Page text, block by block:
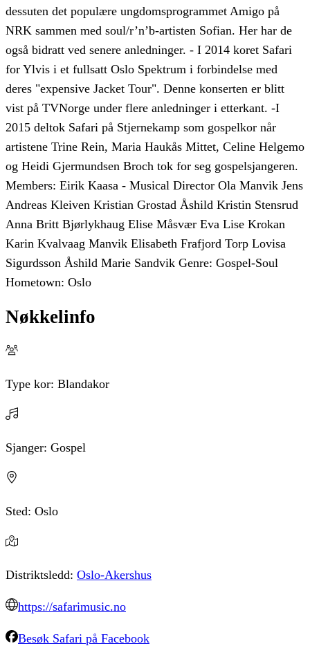
dessuten det populære ungdomsprogrammet Amigo på
NRK sammen med soul/r’n’b-artisten Sofian. Her har de
også bidratt ved senere anledninger. - I 2014 koret Safari
for Ylvis i et fullsatt Oslo Spektrum i forbindelse med
deres "expensive Jacket Tour". Denne konserten er blitt
vist på TVNorge under flere anledninger i etterkant. -I
2015 deltok Safari på Stjernekamp som gospelkor når
artistene Trine Rein, Maria Haukås Mittet, Celine Helgemo
og Heidi Gjermundsen Broch tok for seg gospelsjangeren.
Members: Eirik Kaasa - Musical Director Ola Manvik Jens
Andreas Kleiven Kristian Grostad Åshild Kristin Stensrud
Anna Britt Bjørlykhaug Elise Måsvær Eva Lise Krokan
Karin Kvalvaag Manvik Elisabeth Frafjord Torp Lovisa
Sigurdsson Åshild Marie Sandvik Genre: Gospel-Soul
Hometown: Oslo
Nøkkelinfo
Type kor: Blandakor
Sjanger: Gospel
Sted: Oslo
Distriktsledd: Oslo-Akershus
https://safarimusic.no
Besøk Safari på Facebook